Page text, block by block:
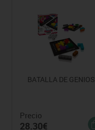
BATALLA DE GENIOS
Precio
28.30€